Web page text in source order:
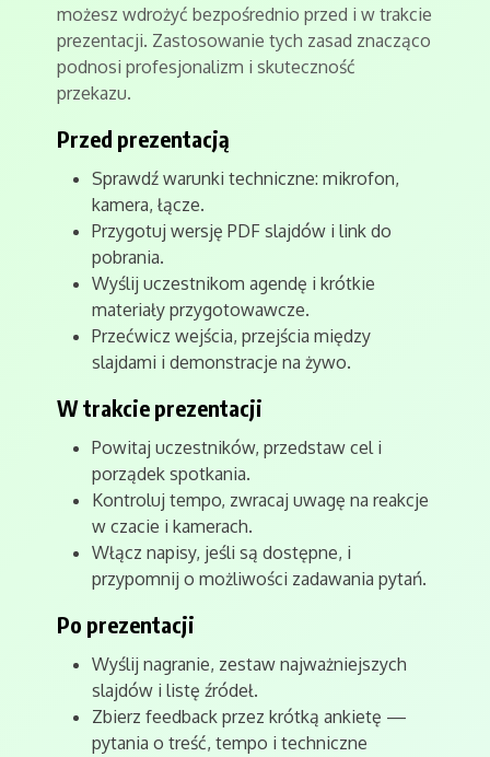
możesz wdrożyć bezpośrednio przed i w trakcie
prezentacji. Zastosowanie tych zasad znacząco
podnosi profesjonalizm i skuteczność
przekazu.
Przed prezentacją
Sprawdź warunki techniczne: mikrofon,
kamera, łącze.
Przygotuj wersję PDF slajdów i link do
pobrania.
Wyślij uczestnikom agendę i krótkie
materiały przygotowawcze.
Przećwicz wejścia, przejścia między
slajdami i demonstracje na żywo.
W trakcie prezentacji
Powitaj uczestników, przedstaw cel i
porządek spotkania.
Kontroluj tempo, zwracaj uwagę na reakcje
w czacie i kamerach.
Włącz napisy, jeśli są dostępne, i
przypomnij o możliwości zadawania pytań.
Po prezentacji
Wyślij nagranie, zestaw najważniejszych
slajdów i listę źródeł.
Zbierz feedback przez krótką ankietę —
pytania o treść, tempo i techniczne